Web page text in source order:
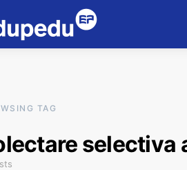
TAG
selectiva